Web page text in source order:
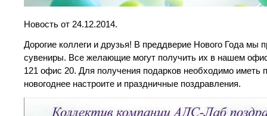
Новость от 24.12.2014.
Дорогие коллеги и друзья! В преддверие Нового Года мы
сувениры. Все желающие могут получить их в нашем
121 офис 20. Для получения подарков необходимо иметь
новогоднее настроите и праздничные поздравления.